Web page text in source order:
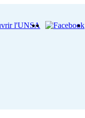
l'UNSA